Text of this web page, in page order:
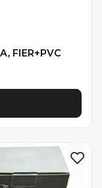
FIER+PVC